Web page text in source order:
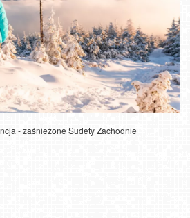
- zaśnieżone Sudety Zachodnie